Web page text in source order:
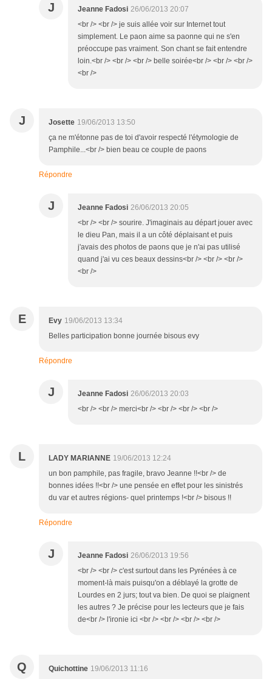
J Jeanne Fadosi 26/06/2013 20:07
<br /> <br /> je suis allée voir sur Internet tout
simplement. Le paon aime sa paonne qui ne s'en
préoccupe pas vraiment. Son chant se fait entendre
loin.<br /> <br /> <br /> belle soirée<br /> <br /> <br />
<br />
J Josette 19/06/2013 13:50
ça ne m'étonne pas de toi d'avoir respecté l'étymologie de
Pamphile...<br /> bien beau ce couple de paons
Répondre
J Jeanne Fadosi 26/06/2013 20:05
<br /> <br /> sourire. J'imaginais au départ jouer avec
le dieu Pan, mais il a un côté déplaisant et puis
j'avais des photos de paons que je n'ai pas utilisé
quand j'ai vu ces beaux dessins<br /> <br /> <br />
<br />
E Evy 19/06/2013 13:34
Belles participation bonne journée bisous evy
Répondre
J Jeanne Fadosi 26/06/2013 20:03
<br /> <br /> merci<br /> <br /> <br /> <br />
L LADY MARIANNE 19/06/2013 12:24
un bon pamphile, pas fragile, bravo Jeanne !!<br /> de
bonnes idées !!<br /> une pensée en effet pour les sinistrés
du var et autres régions- quel printemps !<br /> bisous !!
Répondre
J Jeanne Fadosi 26/06/2013 19:56
<br /> <br /> c'est surtout dans les Pyrénées à ce
moment-là mais puisqu'on a déblayé la grotte de
Lourdes en 2 jurs; tout va bien. De quoi se plaignent
les autres ? Je précise pour les lecteurs que je fais
de<br /> l'ironie ici <br /> <br /> <br /> <br />
Q Quichottine 19/06/2013 11:16